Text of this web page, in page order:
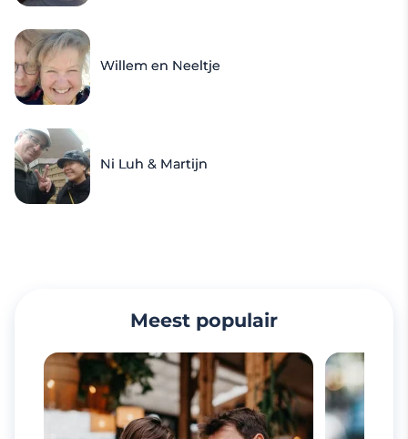
Willem en Neeltje
Ni Luh & Martijn
Meest populair